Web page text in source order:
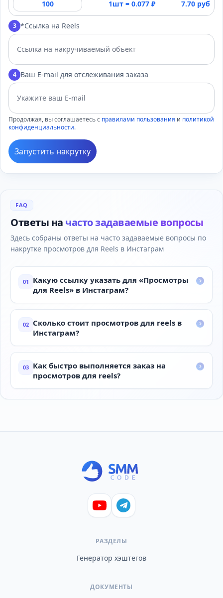
1шт = 0.077₽ 7.70 руб
3 *Ссылка на Reels
4 Ваш E-mail для отслеживания заказа
Продолжая, вы соглашаетесь с правилами пользования и политикой
конфиденциальности.
Запустить накрутку
FAQ
Ответы на часто задаваемые вопросы
Здесь собраны ответы на часто задаваемые вопросы по
накрутке просмотров для Reels в Инстаграм
01
Какую ссылку указать для «Просмотры
для Reels» в Инстаграм?
02 Сколько стоит просмотров для reels в
Инстаграм?
03 Как быстро выполняется заказ на
просмотров для reels?
РАЗДЕЛЫ
Генератор хэштегов
ДОКУМЕНТЫ